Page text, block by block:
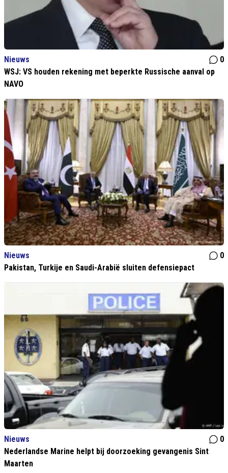
Nieuws
0
WSJ: VS houden rekening met beperkte Russische aanval op
NAVO
Nieuws
0
Pakistan, Turkije en Saudi-Arabië sluiten defensiepact
Nieuws
0
Nederlandse Marine helpt bij doorzoeking gevangenis Sint
Maarten